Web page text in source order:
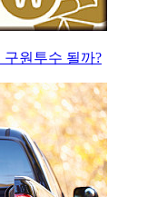
구원투수 될까?